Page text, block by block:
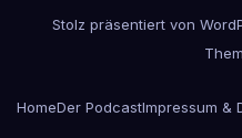
Stolz präsentiert von
HomeDer PodcastImpressum &